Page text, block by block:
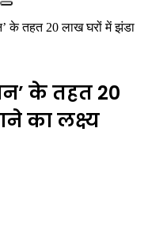
Search
for
के तहत 20 लाख घरों में झंडा
के तहत 20
का लक्ष्य